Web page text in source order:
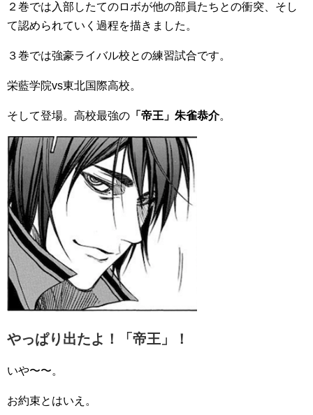
２巻では入部したてのロボが他の部員たちとの衝突、そし
て認められていく過程を描きました。
３巻では強豪ライバル校との練習試合です。
栄藍学院vs東北国際高校。
そして登場。高校最強の 「帝王」朱雀恭介。
やっぱり出たよ！「帝王」！
いや〜〜。
お約束とはいえ。